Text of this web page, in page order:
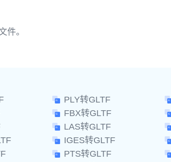
件。
PLY转GLTF
FBX转GLTF
LAS转GLTF
IGES转GLTF
PTS转GLTF